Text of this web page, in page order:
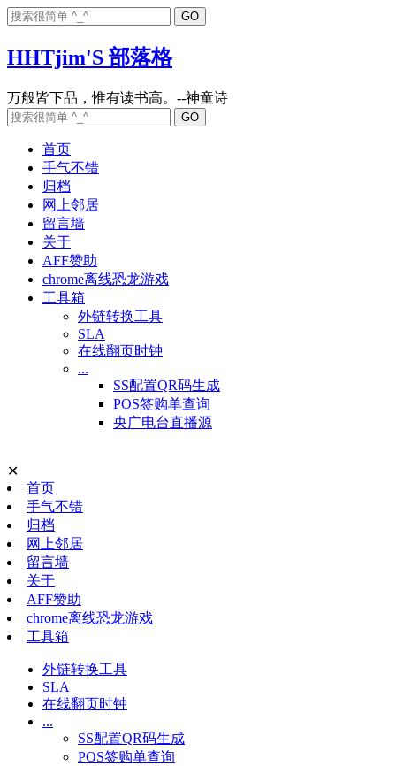
HHTjim'S 部落格
首页
手气不错
归档
网上邻居
留言墙
关于
AFF赞助
chrome离线恐龙游戏
工具箱
外链转换工具
SLA
在线翻页时钟
...
SS配置QR码生成
POS签购单查询
央广电台直播源
✕
首页
手气不错
归档
网上邻居
留言墙
关于
AFF赞助
chrome离线恐龙游戏
工具箱
外链转换工具
SLA
在线翻页时钟
...
SS配置QR码生成
POS签购单查询